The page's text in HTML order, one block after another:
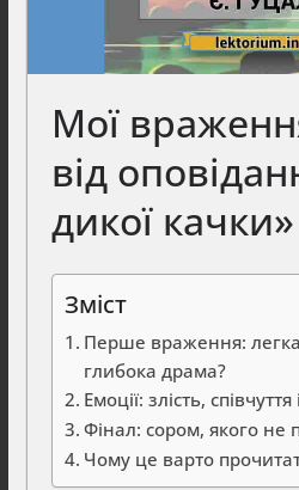
Мої
від
дикої
Зміст
Перше враження: легка
глибока драма?
Емоції: злість, співчуття
Фінал: сором, якого не
Чому це варто